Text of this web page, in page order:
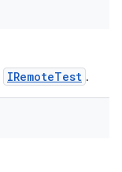
IRemoteTest .